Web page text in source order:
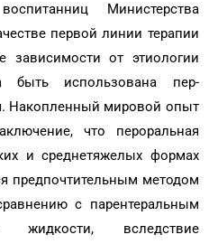
Министерства
первой линии терапии
от этиологии
быть использована пер­
Накопленный мировой опыт
что пероральная
и среднетяжелых формах
предпочтительным методом
с парентеральным
жидкости, вследствие